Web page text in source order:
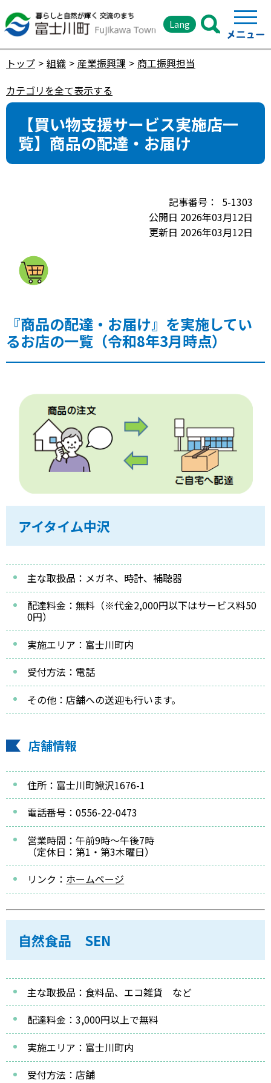
Lang
トップ 組織 産業振興課
商工振興担当
カテゴリを全て表示する
【買い物支援サービス実施店一
覧】商品の配達・お届け
5-1303
公開日 2026年03月12日
更新日 2026年03月12日
『商品の配達・お届け』を実施してい
るお店の一覧（令和8年3月時点）
アイタイム中沢
主な取扱品：メガネ、時計、補聴器
配達料金：無料（※代金2,000円以下はサービス料50
0円）
実施エリア：富士川町内
受付方法：電話
その他：店舗への送迎も行います。
店舗情報
住所：富士川町鰍沢1676-1
電話番号：0556-22-0473
営業時間：午前9時～午後7時
（定休日：第1・第3木曜日）
リンク： ホームページ
自然食品 SEN
主な取扱品：食料品、エコ雑貨 など
配達料金：3,000円以上で無料
実施エリア：富士川町内
受付方法：店舗